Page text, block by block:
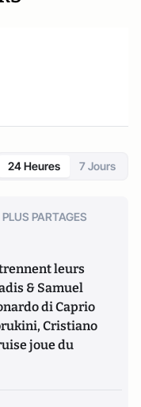
24 Heures 7 Jours
PLUS PARTAGES
leurs
& Samuel
di Caprio
Cristiano
joue du